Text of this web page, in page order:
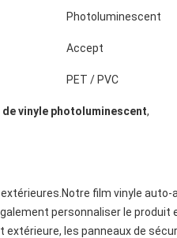
Photoluminescent
Accept
PET / PVC
de vinyle photoluminescent,
film vinyle auto-
personnaliser le produit
les panneaux de